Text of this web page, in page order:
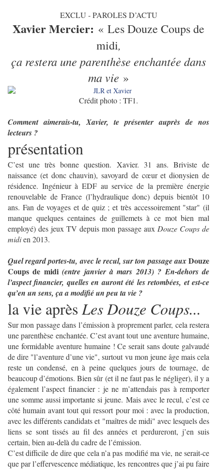
EXCLU - PAROLES D’ACTU
Xavier Mercier: « Les Douze Coups de
midi,
ça restera une parenthèse enchantée dans
ma vie »
Crédit photo : TF1.
Comment aimerais-tu, Xavier, te présenter auprès de nos
lecteurs ?
présentation
C’est une très bonne question. Xavier. 31 ans. Briviste de
naissance (et donc chauvin), savoyard de cœur et dionysien de
résidence. Ingénieur à EDF au service de la première énergie
renouvelable de France (l’hydraulique donc) depuis bientôt 10
ans. Fan de voyages et de quiz ; et très accessoirement "star" (il
manque quelques centaines de guillemets à ce mot bien mal
employé) des jeux TV depuis mon passage aux Douze Coups de
midien 2013.
Quel regard portes-tu, avec le recul, sur ton passage auxDouze
Coups de midi(entre janvier à mars 2013) ? En-dehors de
l’aspect financier, quelles en auront été les retombées, et est-ce
qu’en un sens, ça a modifié un peu ta vie ?
la vie aprèsLes Douze Coups...
Sur mon passage dans l’émission à proprement parler, cela restera
une parenthèse enchantée. C’est avant tout une aventure humaine,
une formidable aventure humaine ! Ce serait sans doute galvaudé
de dire "l’aventure d’une vie", surtout vu mon jeune âge mais cela
reste un condensé, en à peine quelques jours de tournage, de
beaucoup d’émotions. Bien sûr (et il ne faut pas le négliger), il y a
également l’aspect financier : je ne m’attendais pas à remporter
une somme aussi importante si jeune. Mais avec le recul, c’est ce
côté humain avant tout qui ressort pour moi : avec la production,
avec les différents candidats et "maîtres de midi" avec lesquels des
liens se sont tissés au fil des années et perdureront, j’en suis
certain, bien au-delà du cadre de l’émission.
C’est difficile de dire que cela n’a pas modifié ma vie, ne serait-ce
que par l’effervescence médiatique, les rencontres que j’ai pu faire